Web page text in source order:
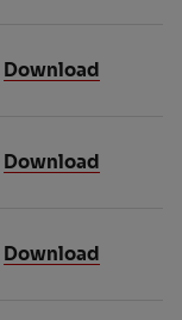
Download
Download
Download